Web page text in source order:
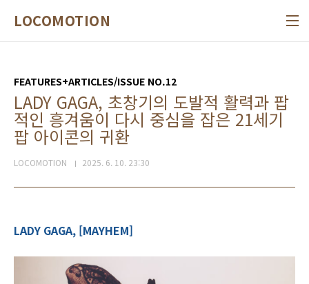
LOCOMOTION
FEATURES+ARTICLES/ISSUE NO.12
LADY GAGA, 초창기의 도발적 활력과 팝
적인 흥겨움이 다시 중심을 잡은 21세기
팝 아이콘의 귀환
LOCOMOTION 2025. 6. 10. 23:30
LADY GAGA, [MAYHEM]